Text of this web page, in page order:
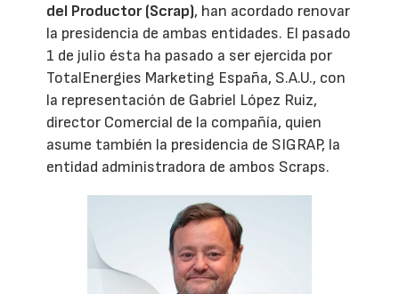
del Productor (Scrap), han acordado renovar
la presidencia de ambas entidades. El pasado
1 de julio ésta ha pasado a ser ejercida por
TotalEnergies Marketing España, S.A.U., con
la representación de Gabriel López Ruiz,
director Comercial de la compañía, quien
asume también la presidencia de SIGRAP, la
entidad administradora de ambos Scraps.